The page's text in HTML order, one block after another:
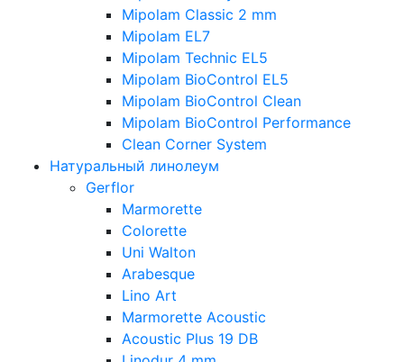
Mipolam Classic 2 mm
Mipolam EL7
Mipolam Technic EL5
Mipolam BioControl EL5
Mipolam BioControl Clean
Mipolam BioControl Performance
Clean Corner System
Натуральный линолеум
Gerflor
Marmorette
Colorette
Uni Walton
Arabesque
Lino Art
Marmorette Acoustic
Acoustic Plus 19 DB